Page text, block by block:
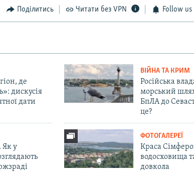
Поділитись Читати без VPN Follow us
де
дискусія
дати
ВІЙНА ТА КРИМ
Російська
морський
БпЛА до
це?
Як у
ФОТОГАЛЕРЕЇ
Краса
водосховища
довкола